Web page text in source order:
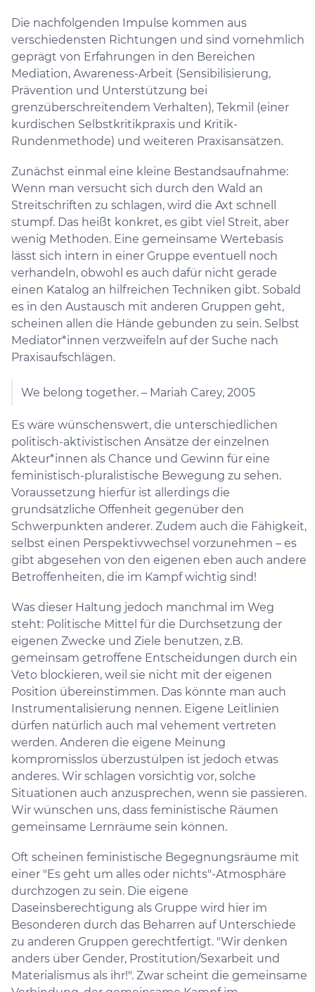
Die nachfolgenden Impulse kommen aus
verschiedensten Richtungen und sind vornehmlich
geprägt von Erfahrungen in den Bereichen
Mediation, Awareness-Arbeit (Sensibilisierung,
Prävention und Unterstützung bei
grenzüberschreitendem Verhalten), Tekmil (einer
kurdischen Selbstkritikpraxis und Kritik-
Rundenmethode) und weiteren Praxisansätzen.
Zunächst einmal eine kleine Bestandsaufnahme:
Wenn man versucht sich durch den Wald an
Streitschriften zu schlagen, wird die Axt schnell
stumpf. Das heißt konkret, es gibt viel Streit, aber
wenig Methoden. Eine gemeinsame Wertebasis
lässt sich intern in einer Gruppe eventuell noch
verhandeln, obwohl es auch dafür nicht gerade
einen Katalog an hilfreichen Techniken gibt. Sobald
es in den Austausch mit anderen Gruppen geht,
scheinen allen die Hände gebunden zu sein. Selbst
Mediator*innen verzweifeln auf der Suche nach
Praxisaufschlägen.
We belong together. – Mariah Carey, 2005
Es wäre wünschenswert, die unterschiedlichen
politisch-aktivistischen Ansätze der einzelnen
Akteur*innen als Chance und Gewinn für eine
feministisch-pluralistische Bewegung zu sehen.
Voraussetzung hierfür ist allerdings die
grundsätzliche Offenheit gegenüber den
Schwerpunkten anderer. Zudem auch die Fähigkeit,
selbst einen Perspektivwechsel vorzunehmen – es
gibt abgesehen von den eigenen eben auch andere
Betroffenheiten, die im Kampf wichtig sind!
Was dieser Haltung jedoch manchmal im Weg
steht: Politische Mittel für die Durchsetzung der
eigenen Zwecke und Ziele benutzen, z.B.
gemeinsam getroffene Entscheidungen durch ein
Veto blockieren, weil sie nicht mit der eigenen
Position übereinstimmen. Das könnte man auch
Instrumentalisierung nennen. Eigene Leitlinien
dürfen natürlich auch mal vehement vertreten
werden. Anderen die eigene Meinung
kompromisslos überzustülpen ist jedoch etwas
anderes. Wir schlagen vorsichtig vor, solche
Situationen auch anzusprechen, wenn sie passieren.
Wir wünschen uns, dass feministische Räumen
gemeinsame Lernräume sein können.
Oft scheinen feministische Begegnungsräume mit
einer "Es geht um alles oder nichts"-Atmosphäre
durchzogen zu sein. Die eigene
Daseinsberechtigung als Gruppe wird hier im
Besonderen durch das Beharren auf Unterschiede
zu anderen Gruppen gerechtfertigt. "Wir denken
anders über Gender, Prostitution/Sexarbeit und
Materialismus als ihr!". Zwar scheint die gemeinsame